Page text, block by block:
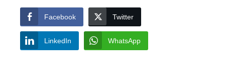
Facebook Twitter
LinkedIn WhatsApp